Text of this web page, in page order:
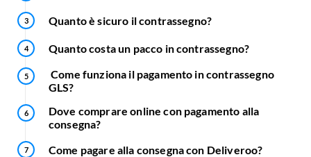
Quanto è sicuro il contrassegno?
Quanto costa un pacco in contrassegno?
Come funziona il pagamento in contrassegno
GLS?
Dove comprare online con pagamento alla
consegna?
Come pagare alla consegna con Deliveroo?